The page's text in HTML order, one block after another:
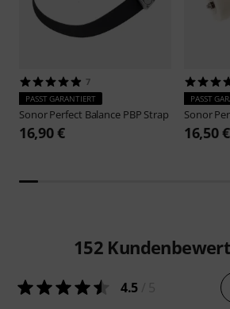
7
PASST GARANTIERT
SonorPerfect Balance PBP Strap
16,90 €
PASST
Sonor
16,50 €
152
4.5